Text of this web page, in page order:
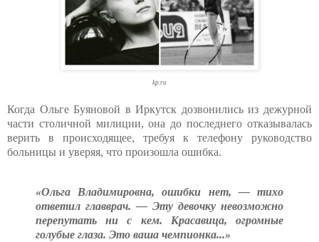
kp.ru
Когда Ольге Буяновой в Иркутск дозвонились из дежурной
части столичной милиции, она до последнего отказывалась
верить в происходящее, требуя к телефону руководство
больницы и уверяя, что произошла ошибка.
«Ольга Владимировна, ошибки нет, — тихо
ответил главврач. — Эту девочку невозможно
перепутать ни с кем. Красавица, огромные
голубые глаза. Это ваша чемпионка...»